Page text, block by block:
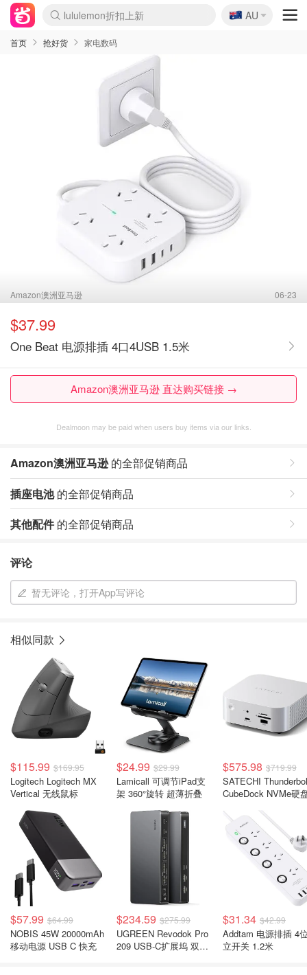
lululemon折扣上新
Sasa美妆护肤3.5折
SSENSE年中3折
FreshBeauty好价汇总
Cettire降价+叠9折
Farfetch折上8折
WWS Coles超市实拍
viagogo二手票捡漏
Myer清仓1折起
The Outnet奢牌1折起
David Jones 3折起
Flannels大牌1折
Perfumes Club护肤1折
AMIRO返校季6.2折
Oweek抽奖送Airpods
Amazon折扣汇总
eToro入金$200送$50
Amazon数码好物
ICONIC本周7.5折
ThedoubleF高奢地板价
Moose Knuckles 6折
丝芙兰5折起
EUFY官网3.7折起
Selenichast首饰2折
Trip机票酒店促销
YSL送5件彩妆礼
Amazon家居好物
BIGBANG巡演开票
David Jones时尚3折
Amazon美妆护肤
雅漾大喷$8
过敏原检测盒$33
伊索独家赠50ml沐浴露
科颜氏清仓3折
SEALIFE海洋馆门票6折
丝塔芙大白罐$16
订阅Newsletter送香薰
Cult Beauty 6.8折
Harrods圣诞日历2.3折
LN-CC奢牌私促3折
d'Alba空姐喷雾$16
EVE LOM套装逆天2折
Bernardelli独家4折
Adore Beauty 6折起
CT圣诞日历
Mytheresa奢品2.7折
Luxury Escapes 9折
Currentbody美容仪9折
MOON Garden Live
ALLSAINTS美衣3折
Roborock扫地机3.7折
Tingo Life水杯$24
Valentino官网5折
CR洗发护发6.3折
🇦🇺
AU
首页 抢好货 家电数码
Amazon澳洲亚马逊 06-23
$37.99
One Beat 电源排插 4口4USB 1.5米
Amazon澳洲亚马逊 直达购买链接 →
Dealmoon may be paid when users buy items via our links.
Amazon澳洲亚马逊的全部促销商品
插座电池的全部促销商品
其他配件的全部促销商品
评论
暂无评论，打开App写评论
相似同款
$115.99 $169.95
Logitech Logitech MX
Vertical 无线鼠标
$24.99 $29.99
Lamicall 可调节iPad支
架 360°旋转 超薄折叠
$575.98 $719.99
SATECHI
CubeDock NVMe硬
坞
$57.99 $64.99
NOBIS 45W 20000mAh
移动电源 USB C 快充
$234.59 $275.99
UGREEN Revodok Pro
209 USB-C扩展坞 双4K
$31.34 $42.99
Addtam 电源排插 4
立开关 1.2米